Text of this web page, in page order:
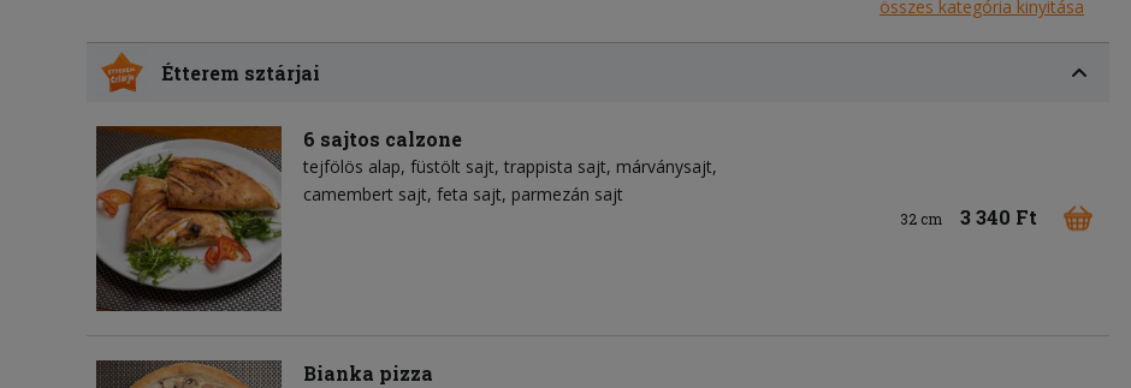
összes kategória kinyitása
Étterem sztárjai
6 sajtos calzone
tejfölös alap füstölt sajt trappista sajt márványsajt
camembert sajt feta sajt parmezán sajt
32 cm 3 340 Ft
Bianka pizza